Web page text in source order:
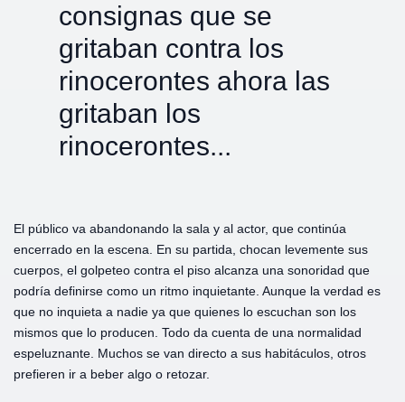
consignas que se
gritaban contra los
rinocerontes ahora las
gritaban los
rinocerontes...
El público va abandonando la sala y al actor, que continúa
encerrado en la escena. En su partida, chocan levemente sus
cuerpos, el golpeteo contra el piso alcanza una sonoridad que
podría definirse como un ritmo inquietante. Aunque la verdad es
que no inquieta a nadie ya que quienes lo escuchan son los
mismos que lo producen. Todo da cuenta de una normalidad
espeluznante. Muchos se van directo a sus habitáculos, otros
prefieren ir a beber algo o retozar.